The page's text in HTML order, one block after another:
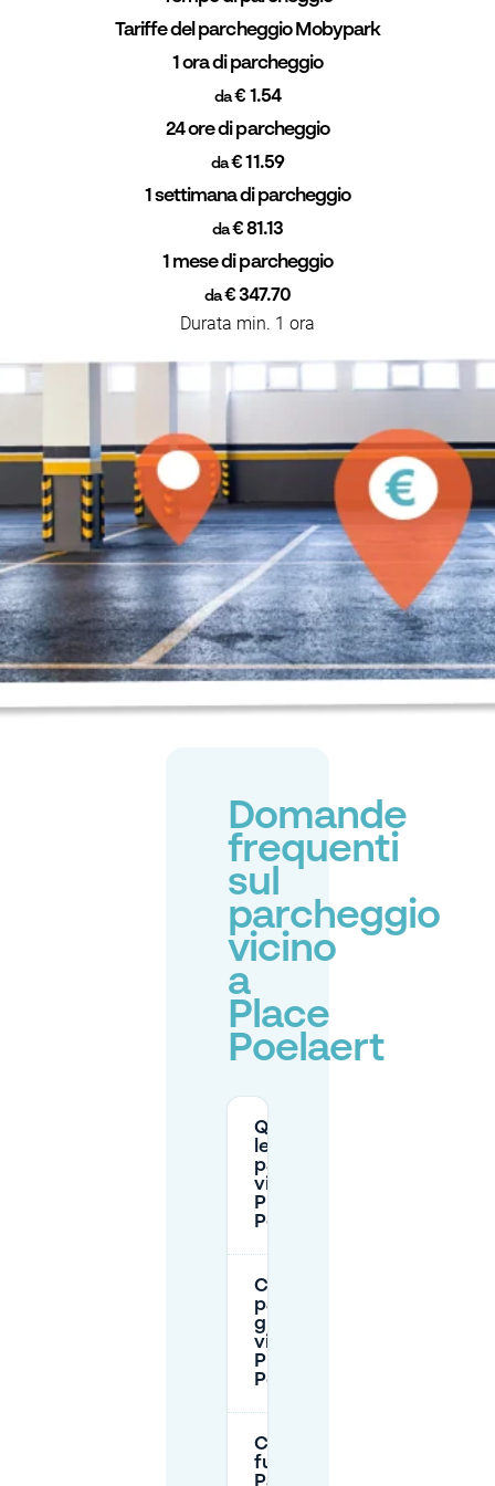
Tariffe del parcheggio Mobypark
1 ora di parcheggio
da€ 1.54
24 ore di parcheggio
da€ 11.59
1 settimana di parcheggio
da€ 81.13
1 mese di parcheggio
da€ 347.70
Durata min. 1 ora
Domande
frequenti
sul
parcheggio
vicino
a
Place
Poelaert
Quali sono
le tariffe di
parcheggio
vicino a
Place
Poelaert?
Ci sono
parcheggi
gratuiti
vicino a
Place
Poelaert?
Come
funziona il